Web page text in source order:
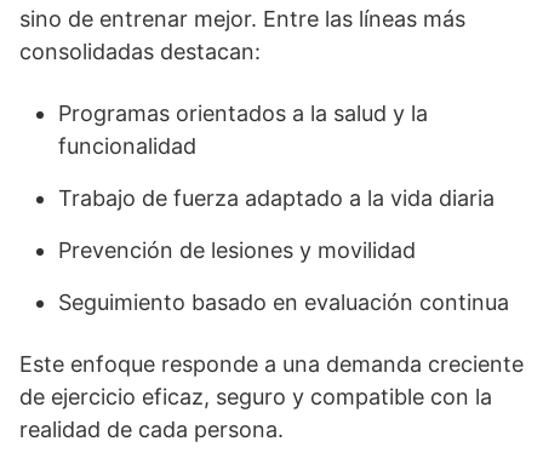
sino de entrenar mejor. Entre las líneas más
consolidadas destacan:
Programas orientados a la salud y la
funcionalidad
Trabajo de fuerza adaptado a la vida diaria
Prevención de lesiones y movilidad
Seguimiento basado en evaluación continua
Este enfoque responde a una demanda creciente
de ejercicio eficaz, seguro y compatible con la
realidad de cada persona.